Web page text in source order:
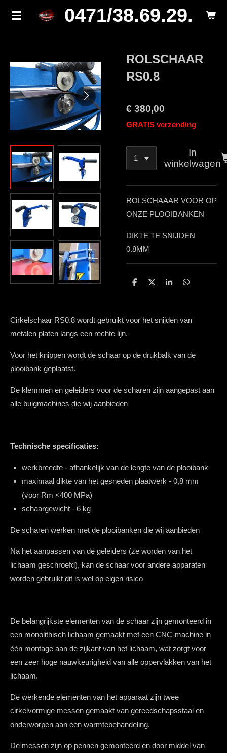
Ga
hoofdinhoud
0471/38.69.29.
ROLSCHAAR
RS0.8
€ 380,00
GRATIS verzending
In
winkelwagen
ROLSCHAAAR VOOR OP
ONZE PLOOIBANKEN
DIKTE TE SNIJDEN
0.8MM
D
D
S
e
D
Cirkelschaar RS0.8 wordt gebruikt voor het snijden van
metalen platen langs een rechte lijn.
Voor het knippen wordt de schaar op de drukbalk van de
plooibank geplaatst.
De klemmen en geleiders voor de scharen zijn aangepast aan
alle buigmachines die wij aanbieden
Technische specificaties:
werkbreedte - afhankelijk van de lengte van de plooibank
maximaal dikte van het gesneden plaatwerk - 0,8 mm
(voor Rm <400 MPa)
schaargewicht - 6 kg
De scharen werken met de plooibanken die wij aanbieden
Na het aanpassen van de geleiders (ze worden van het
lichaam geschroefd), kan de schaar voor andere apparaten
worden gebruikt dit is wel op eigen risico
De belangrijkste elementen van de schaar zijn gemonteerd in
een monolithisch lichaam gemaakt met een CNC-machine in
één montage aan de zijkant van het lichaam, wat zorgt voor
een zeer hoge nauwkeurigheid van alle oppervlakken van het
lichaam.
De werkende elementen van het apparaat zijn twee
cirkelvormige messen gemaakt van gereedschapsstaal en
onderworpen aan een warmtebehandeling.
De messen zijn op pennen gemonteerd en door middel van